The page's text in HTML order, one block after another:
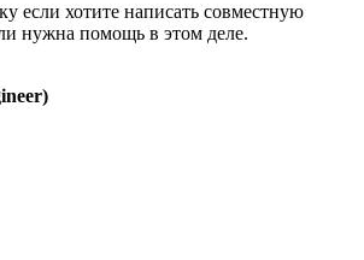
если хотите написать совместную
нужна помощь в этом деле.